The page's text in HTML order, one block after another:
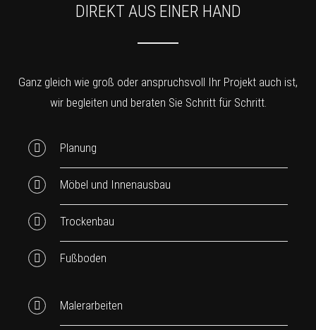
DIREKT AUS EINER HAND
Ganz gleich wie groß oder anspruchsvoll Ihr Projekt auch ist,
wir begleiten und beraten Sie Schritt für Schritt.
Planung
Möbel und Innenausbau
Trockenbau
Fußboden
Malerarbeiten